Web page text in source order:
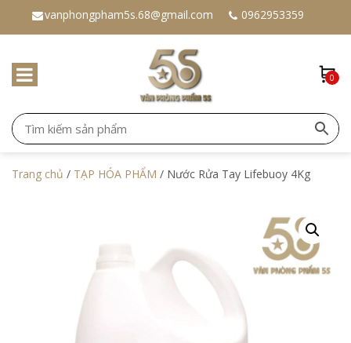
vanphongpham5s.68@gmail.com 0962953359
0
Trang chủ / TẠP HÓA PHẨM / Nước Rửa Tay Lifebuoy 4Kg